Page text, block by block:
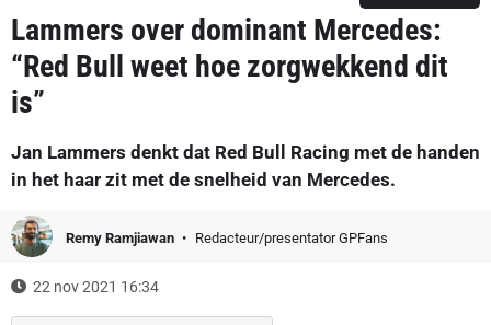
Lammers over dominant Mercedes:
“Red Bull weet hoe zorgwekkend dit
is”
Jan Lammers denkt dat Red Bull Racing met de handen
in het haar zit met de snelheid van Mercedes.
Remy Ramjiawan Redacteur/presentator GPFans
22 nov 2021 16:34